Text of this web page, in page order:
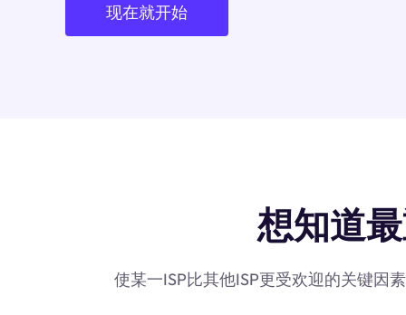
现在就开始
想知道
使某一ISP比其他ISP更受欢迎的关键因